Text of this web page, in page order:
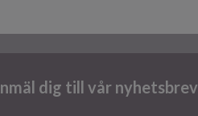
dig till vår nyhetsbrev